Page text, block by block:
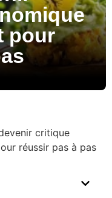
pour
critique
réussir pas à pas